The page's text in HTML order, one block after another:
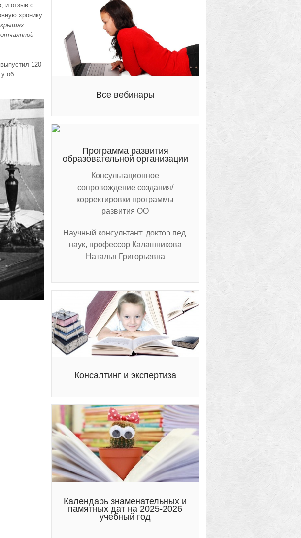
и отзыв о
хронику.
крышах
120
об
Все вебинары
Программа развития
образовательной организации
Консультационное
сопровождение создания/
корректировки программы
развития ОО
Научный консультант: доктор пед.
наук, профессор Калашникова
Наталья Григорьевна
Консалтинг и экспертиза
Календарь знаменательных и
памятных дат на 2025-2026
учебный год